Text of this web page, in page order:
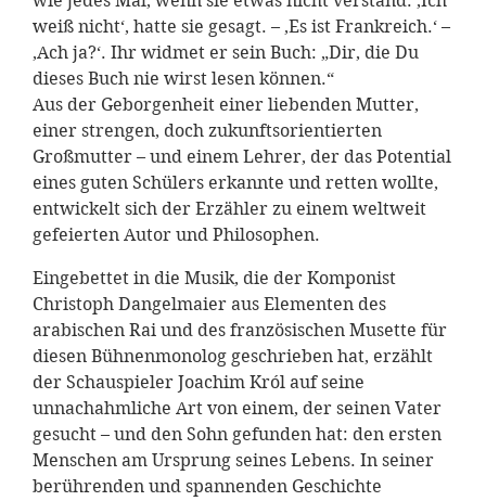
weiß nicht‘, hatte sie gesagt. – ‚Es ist Frankreich.‘ –
‚Ach ja?‘. Ihr widmet er sein Buch: „Dir, die Du
dieses Buch nie wirst lesen können.“
Aus der Geborgenheit einer liebenden Mutter,
einer strengen, doch zukunftsorientierten
Großmutter – und einem Lehrer, der das Potential
eines guten Schülers erkannte und retten wollte,
entwickelt sich der Erzähler zu einem weltweit
gefeierten Autor und Philosophen.
Eingebettet in die Musik, die der Komponist
Christoph Dangelmaier aus Elementen des
arabischen Rai und des französischen Musette für
diesen Bühnenmonolog geschrieben hat, erzählt
der Schauspieler Joachim Król auf seine
unnachahmliche Art von einem, der seinen Vater
gesucht – und den Sohn gefunden hat: den ersten
Menschen am Ursprung seines Lebens. In seiner
berührenden und spannenden Geschichte